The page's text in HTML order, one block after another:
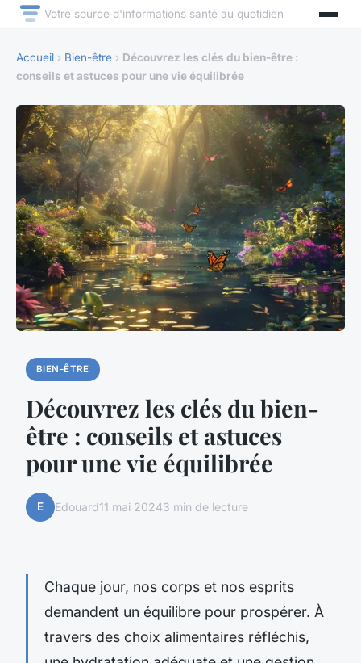
Votre source d'informations santé au quotidien
Accueil › Bien-être › Découvrez les clés du bien-être :
conseils et astuces pour une vie équilibrée
BIEN-ÊTRE
Découvrez les clés du bien-
être : conseils et astuces
pour une vie équilibrée
E Edouard11 mai 20243 min de lecture
Chaque jour, nos corps et nos esprits
demandent un équilibre pour prospérer. À
travers des choix alimentaires réfléchis,